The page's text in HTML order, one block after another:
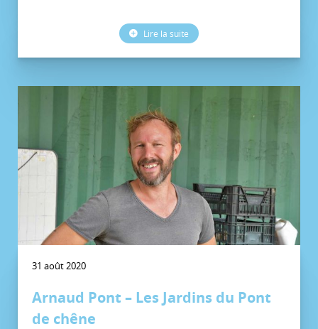
Lire la suite
31 août 2020
Arnaud Pont – Les Jardins du Pont
de chêne